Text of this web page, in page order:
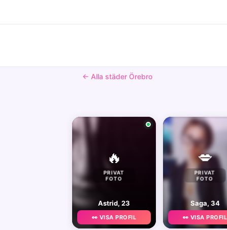
← Alla städer Örebro
🔥
PRIVAT
FOTO
Astrid, 23
👀 VISA PROFIL
💋
PRIVAT
FOTO
Saga, 34
👀 VISA PROFIL